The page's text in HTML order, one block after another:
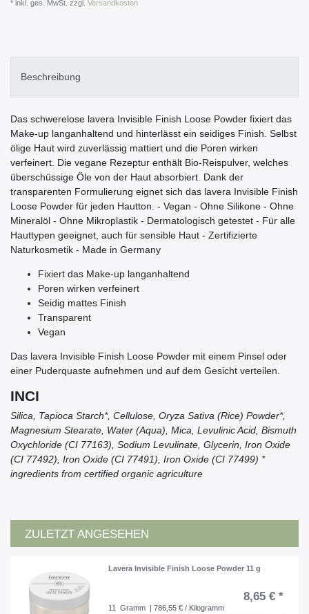
* inkl. ges. MwSt. zzgl. Versandkosten
Beschreibung
Das schwerelose lavera Invisible Finish Loose Powder fixiert das
Make-up langanhaltend und hinterlässt ein seidiges Finish. Selbst
ölige Haut wird zuverlässig mattiert und die Poren wirken
verfeinert. Die vegane Rezeptur enthält Bio-Reispulver, welches
überschüssige Öle von der Haut absorbiert. Dank der
transparenten Formulierung eignet sich das lavera Invisible Finish
Loose Powder für jeden Hautton. - Vegan - Ohne Silikone - Ohne
Mineralöl - Ohne Mikroplastik - Dermatologisch getestet - Für alle
Hauttypen geeignet, auch für sensible Haut - Zertifizierte
Naturkosmetik - Made in Germany
Fixiert das Make-up langanhaltend
Poren wirken verfeinert
Seidig mattes Finish
Transparent
Vegan
Das lavera Invisible Finish Loose Powder mit einem Pinsel oder
einer Puderquaste aufnehmen und auf dem Gesicht verteilen.
INCI
Silica, Tapioca Starch*, Cellulose, Oryza Sativa (Rice) Powder*,
Magnesium Stearate, Water (Aqua), Mica, Levulinic Acid, Bismuth
Oxychloride (CI 77163), Sodium Levulinate, Glycerin, Iron Oxide
(CI 77492), Iron Oxide (CI 77491), Iron Oxide (CI 77499) *
ingredients from certified organic agriculture
ZULETZT ANGESEHEN
Lavera Invisible Finish Loose Powder 11 g
8,65 € *
11 Gramm | 786,55 € / Kilogramm